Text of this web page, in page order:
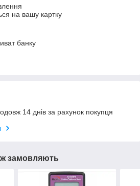
на вашу картку
банку
14 днів за рахунок покупця
замовляють